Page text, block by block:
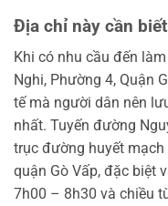
Địa chỉ này cần
Khi có nhu cầu đến
Nghi, Phường 4, Quận
tế mà người dân nên
nhất. Tuyến đường
trục đường huyết
quận Gò Vấp, đặc biệt
7h00 – 8h30 và chiều